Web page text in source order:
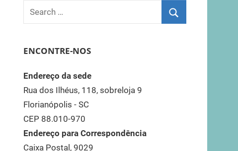
Search
for:
ENCONTRE-NOS
Endereço da sede
Rua dos Ilhéus, 118, sobreloja 9
Florianópolis - SC
CEP 88.010-970
Endereço para Correspondência
Caixa Postal, 9029